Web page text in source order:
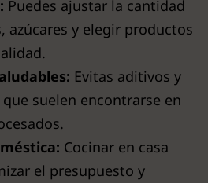
Puedes ajustar la cantidad
azúcares y elegir productos
Evitas aditivos y
suelen encontrarse en
Cocinar en casa
el presupuesto y